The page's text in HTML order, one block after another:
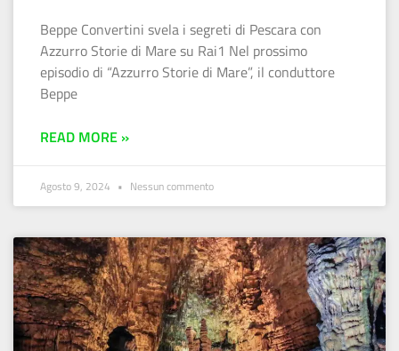
Beppe Convertini svela i segreti di Pescara con
Azzurro Storie di Mare su Rai1 Nel prossimo
episodio di “Azzurro Storie di Mare”, il conduttore
Beppe
READ MORE »
Agosto 9, 2024 Nessun commento